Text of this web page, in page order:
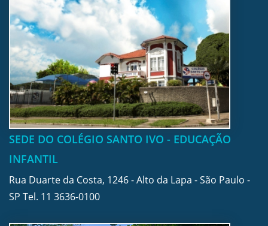
SEDE DO COLÉGIO SANTO IVO - EDUCAÇÃO
INFANTIL
Rua Duarte da Costa, 1246 - Alto da Lapa - São Paulo -
SP Tel. 11 3636-0100